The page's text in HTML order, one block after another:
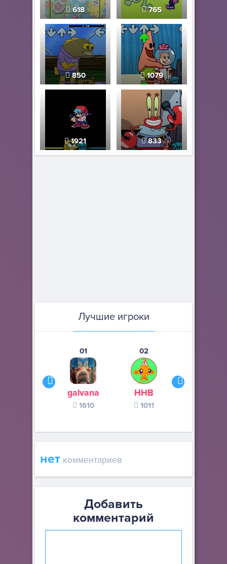
618 765
850 1079
1921 833
Лучшие игроки
01
galvana
1610
02
ННВ
1011
нет комментариев
Добавить
комментарий